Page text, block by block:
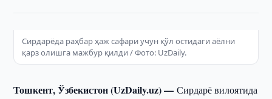
Сирдарёда раҳбар ҳаж сафари учун қўл остидаги аёлни
қарз олишга мажбур қилди / Фото: UzDaily.
Тошкент, Ўзбекистон (UzDaily.uz) —Сирдарё вилоятида